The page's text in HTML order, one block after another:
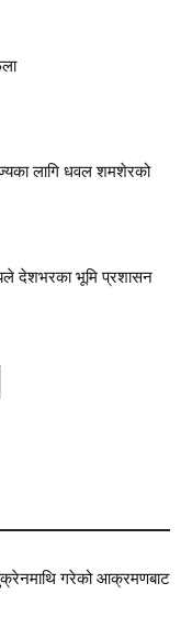
लागि धवल शमशेरको
देशभरका भूमि प्रशासन
गरेको आक्रमणबाट